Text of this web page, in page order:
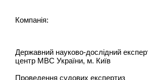
Компанія:
Державний науково-дослідний
центр МВС України, м. Київ
Проведення судових експертиз